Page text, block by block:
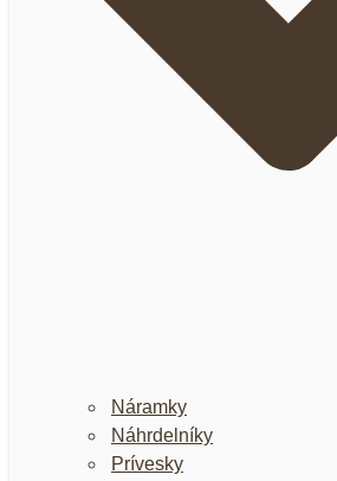
Náramky
Náhrdelníky
Prívesky